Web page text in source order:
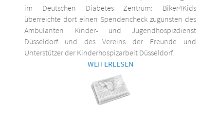
im Deutschen Diabetes Zentrum: Biker4Kids
überreichte dort einen Spendencheck zugunsten des
Ambulanten Kinder- und Jugendhospizdienst
Düsseldorf und des Vereins der Freunde und
Unterstützer der Kinderhospizarbeit Düsseldorf.
WEITERLESEN